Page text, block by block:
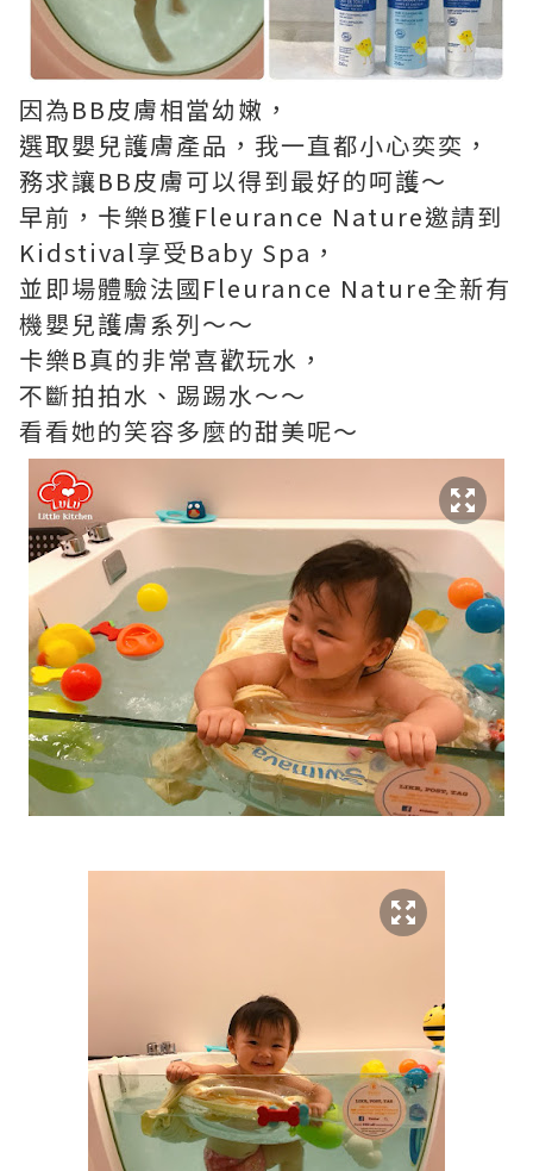
因為BB皮膚相當幼嫩，
選取嬰兒護膚產品，我一直都小心奕奕，
務求讓BB皮膚可以得到最好的呵護～
早前，卡樂B獲Fleurance Nature邀請到
Kidstival享受Baby Spa，
並即場體驗法國Fleurance Nature全新有
機嬰兒護膚系列～～
卡樂B真的非常喜歡玩水，
不斷拍拍水、踢踢水～～
看看她的笑容多麼的甜美呢～